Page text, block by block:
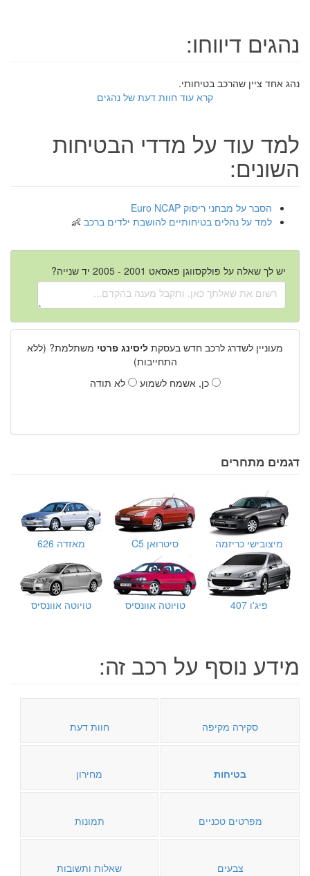
נהגים דיווחו:
נהג אחד ציין שהרכב בטיחותי.
קרא עוד חוות דעת של נהגים
למד עוד על מדדי הבטיחות
השונים:
הסבר על מבחני ריסוק Euro NCAP
למד על נהלים בטיחותיים להושבת ילדים ברכב
יש לך שאלה על פולקסווגן פאסאט 2001 - 2005 יד שנייה?
מעוניין לשדרג לרכב חדש בעסקת ליסינג פרטי משתלמת? (ללא
התחייבות)
כן, אשמח לשמוע
לא תודה
דגמים מתחרים
מיצובישי כריזמה סיטרואן C5 מאזדה 626
פיג'ו 407 טויוטה אוונסיס טויוטה אוונסיס
מידע נוסף על רכב זה:
סקירה מקיפה חוות דעת
בטיחות מחירון
מפרטים טכניים תמונות
צבעים שאלות ותשובות